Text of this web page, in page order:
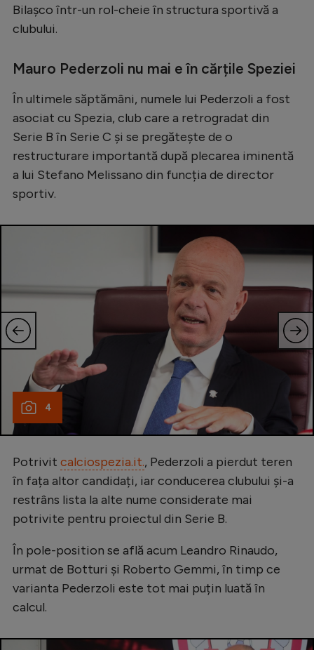
Intră în cont
Creează cont
Bilașco într-un rol-cheie în structura sportivă a
clubului.
Mauro Pederzoli nu mai e în cărțile Speziei
În ultimele săptămâni, numele lui Pederzoli a fost
asociat cu Spezia, club care a retrogradat din
Serie B în Serie C și se pregătește de o
restructurare importantă după plecarea iminentă
a lui Stefano Melissano din funcția de director
sportiv.
4
Potrivit calciospezia.it., Pederzoli a pierdut teren
în fața altor candidați, iar conducerea clubului și-a
restrâns lista la alte nume considerate mai
potrivite pentru proiectul din Serie B.
În pole-position se află acum Leandro Rinaudo,
urmat de Botturi și Roberto Gemmi, în timp ce
varianta Pederzoli este tot mai puțin luată în
calcul.